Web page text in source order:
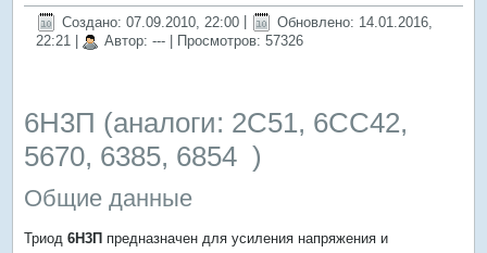
Создано: 07.09.2010, 22:00
Обновлено: 14.01.2016,
22:21
Автор: --- | Просмотров: 57326
6Н3П (аналоги: 2C51, 6CC42,
5670, 6385, 6854 )
Общие данные
Триод6Н3П предназначен для усиления напряжения и